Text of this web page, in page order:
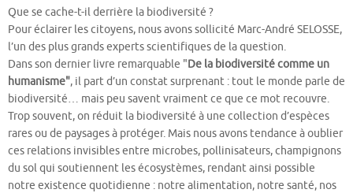
Que se cache-t-il derrière la biodiversité ?
Pour éclairer les citoyens, nous avons sollicité Marc-André SELOSSE,
l’un des plus grands experts scientifiques de la question.
Dans son dernier livre remarquable "De la biodiversité comme un
humanisme", il part d’un constat surprenant : tout le monde parle de
biodiversité… mais peu savent vraiment ce que ce mot recouvre.
Trop souvent, on réduit la biodiversité à une collection d’espèces
rares ou de paysages à protéger. Mais nous avons tendance à oublier
ces relations invisibles entre microbes, pollinisateurs, champignons
du sol qui soutiennent les écosystèmes, rendant ainsi possible
notre existence quotidienne : notre alimentation, notre santé, nos